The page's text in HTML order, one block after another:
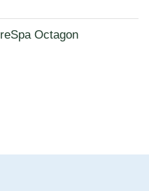
Octagon
Abdeckung für 28456